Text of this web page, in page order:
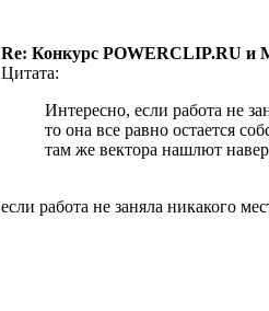
Re: Конкурс POWERCLIP.RU и
Цитата:
Интересно, если работа не
то она все равно остается
там же вектора нашлют
если работа не заняла никакого